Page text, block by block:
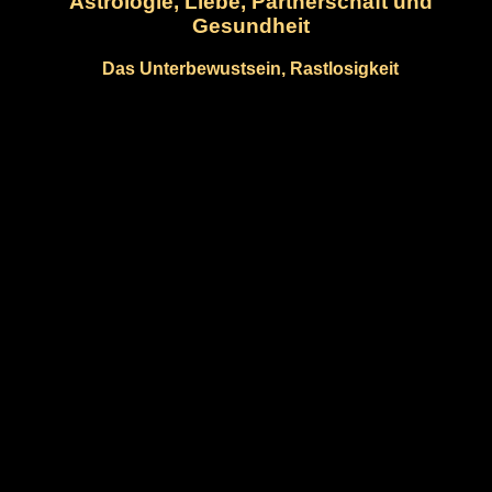
Gesundheit
Das Unterbewustsein, Rastlosigkeit